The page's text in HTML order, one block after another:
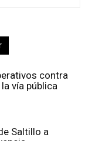
contra
vía pública
Saltillo a